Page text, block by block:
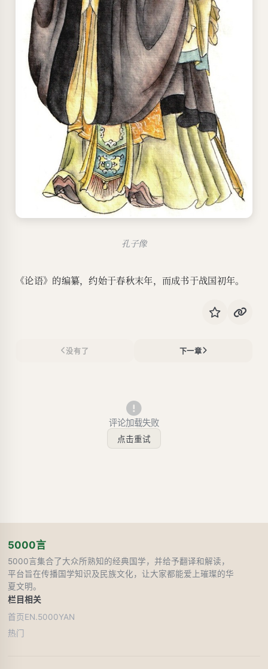
孔子像
《论语》的编纂，约始于春秋末年，而成书于战国初年。
没有了 下一章
评论加载失败
点击重试
5000言
5000言集合了大众所熟知的经典国学，并给予翻译和解读，
平台旨在传播国学知识及民族文化，让大家都能爱上璀璨的华
夏文明。
栏目
首页
热门
相关
EN.5000YAN